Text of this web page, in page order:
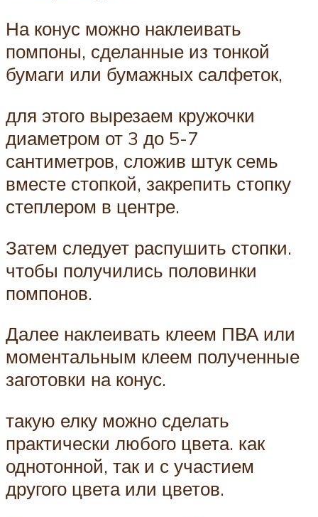
На конус можно наклеивать
помпоны, сделанные из тонкой
бумаги или бумажных салфеток,
для этого вырезаем кружочки
диаметром от 3 до 5-7
сантиметров, сложив штук семь
вместе стопкой, закрепить стопку
степлером в центре.
Затем следует распушить стопки.
чтобы получились половинки
помпонов.
Далее наклеивать клеем ПВА или
моментальным клеем полученные
заготовки на конус.
такую елку можно сделать
практически любого цвета. как
однотонной, так и с участием
другого цвета или цветов.